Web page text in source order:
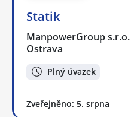
Statik
ManpowerGroup s.r.o.
Ostrava
Plný úvazek
Zveřejněno: 5. srpna